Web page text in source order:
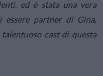
ed è stata una vera
partner di Gina,
cast di questa